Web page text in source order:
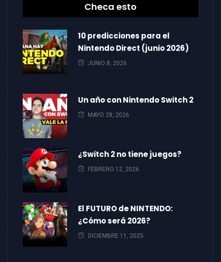
Checa esto
10 predicciones para el
Nintendo Direct (junio 2026)
JUNIO 8, 2026
Un año con Nintendo Switch 2
MAYO 28, 2026
¿Switch 2 no tiene juegos?
FEBRERO 12, 2026
El FUTURO de NINTENDO:
¿Cómo será 2026?
DICIEMBRE 11, 2025